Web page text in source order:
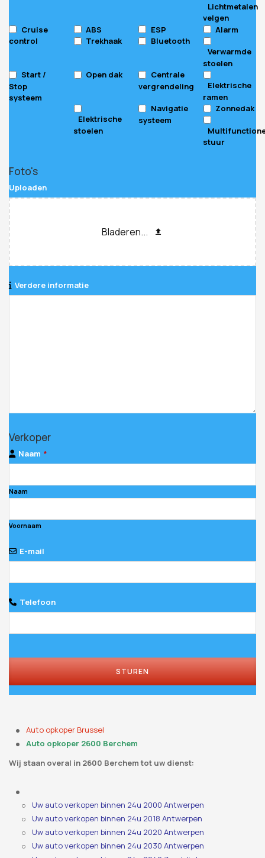
Lichtmetalen
velgen
Cruise
control
ABS ESP
Alarm
Trekhaak
Bluetooth
Verwarmde
stoelen
Start /
Stop
systeem
Open dak
Centrale
vergrendeling
Elektrische
ramen
Elektrische
stoelen
Navigatie
systeem
Zonnedak
stuur
Foto's
Uploaden
Bladeren...
Verdere informatie
Verkoper
Naam *
Naam
Voornaam
E-mail
Telefoon
STUREN
Auto opkoper Brussel
Auto opkoper 2600 Berchem
Wij staan ​​overal in 2600 Berchem tot uw dienst:
Uw auto verkopen binnen 24u 2000 Antwerpen
Uw auto verkopen binnen 24u 2018 Antwerpen
Uw auto verkopen binnen 24u 2020 Antwerpen
Uw auto verkopen binnen 24u 2030 Antwerpen